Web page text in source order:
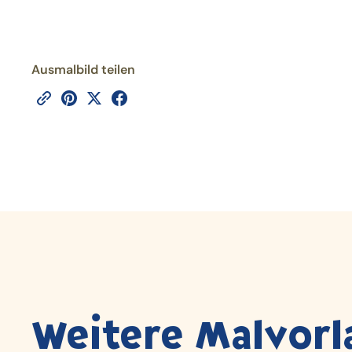
Ausmalbild teilen
Weitere